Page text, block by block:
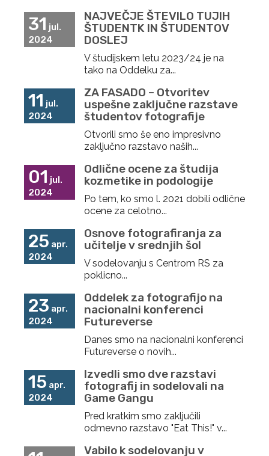
31 jul.
2024
NAJVEČJE ŠTEVILO TUJIH
ŠTUDENTK IN ŠTUDENTOV
DOSLEJ
V študijskem letu 2023/24 je na
tako na Oddelku za...
11 jul.
2024
ZA FASADO – Otvoritev
uspešne zaključne razstave
študentov fotografije
Otvorili smo še eno impresivno
zaključno razstavo naših...
01 jul.
2024
Odlične ocene za študija
kozmetike in podologije
Po tem, ko smo l. 2021 dobili odlične
ocene za celotno...
25 apr.
2024
Osnove fotografiranja za
učitelje v srednjih šol
V sodelovanju s Centrom RS za
poklicno...
23 apr.
2024
Oddelek za fotografijo na
nacionalni konferenci
Futureverse
Danes smo na nacionalni konferenci
Futureverse o novih...
15 apr.
2024
Izvedli smo dve razstavi
fotografij in sodelovali na
Game Gangu
Pred kratkim smo zaključili
odmevno razstavo "Eat This!" v...
Vabilo k sodelovanju v